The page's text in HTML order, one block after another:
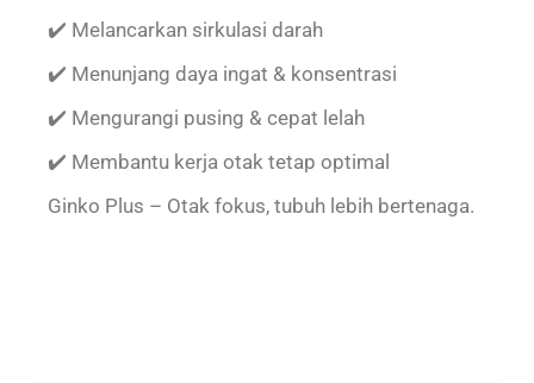
✔️ Melancarkan sirkulasi darah
✔️ Menunjang daya ingat & konsentrasi
✔️ Mengurangi pusing & cepat lelah
✔️ Membantu kerja otak tetap optimal
Ginko Plus – Otak fokus, tubuh lebih bertenaga.